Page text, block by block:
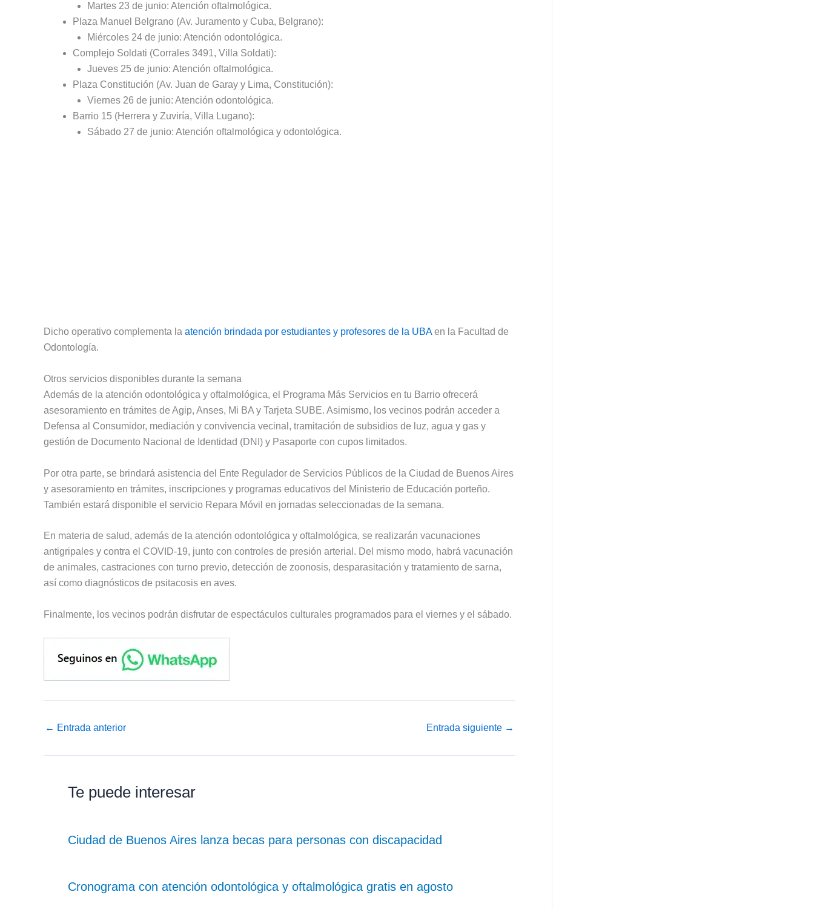
Martes 23 de junio: Atención oftalmológica.
Plaza Manuel Belgrano (Av. Juramento y Cuba, Belgrano):
Miércoles 24 de junio: Atención odontológica.
Complejo Soldati (Corrales 3491, Villa Soldati):
Jueves 25 de junio: Atención oftalmológica.
Plaza Constitución (Av. Juan de Garay y Lima, Constitución):
Viernes 26 de junio: Atención odontológica.
Barrio 15 (Herrera y Zuviría, Villa Lugano):
Sábado 27 de junio: Atención oftalmológica y odontológica.
Dicho operativo complementa la atención brindada por estudiantes y profesores de la UBAen la Facultad de
Odontología.
Otros servicios disponibles durante la semana
Además de la atención odontológica y oftalmológica, el Programa Más Servicios en tu Barrio ofrecerá
asesoramiento en trámites de Agip, Anses, Mi BA y Tarjeta SUBE. Asimismo, los vecinos podrán acceder a
Defensa al Consumidor, mediación y convivencia vecinal, tramitación de subsidios de luz, agua y gas y
gestión de Documento Nacional de Identidad (DNI) y Pasaporte con cupos limitados.
Por otra parte, se brindará asistencia del Ente Regulador de Servicios Públicos de la Ciudad de Buenos Aires
y asesoramiento en trámites, inscripciones y programas educativos del Ministerio de Educación porteño.
También estará disponible el servicio Repara Móvil en jornadas seleccionadas de la semana.
En materia de salud, además de la atención odontológica y oftalmológica, se realizarán vacunaciones
antigripales y contra el COVID-19, junto con controles de presión arterial. Del mismo modo, habrá vacunación
de animales, castraciones con turno previo, detección de zoonosis, desparasitación y tratamiento de sarna,
así como diagnósticos de psitacosis en aves.
Finalmente, los vecinos podrán disfrutar de espectáculos culturales programados para el viernes y el sábado.
← Entrada anterior Entrada siguiente →
Te puede interesar
Ciudad de Buenos Aires lanza becas para personas con discapacidad
Cronograma con atención odontológica y oftalmológica gratis en agosto